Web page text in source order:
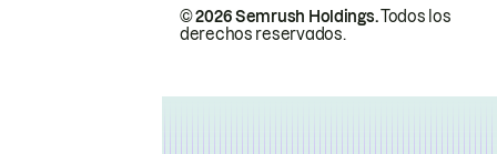
© 2026 Semrush Holdings.Todos los
derechos reservados.